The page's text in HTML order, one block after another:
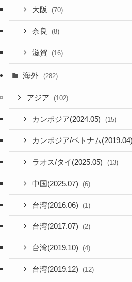
大阪 (70)
奈良 (8)
滋賀 (16)
海外 (282)
アジア (102)
カンボジア(2024.05) (15)
カンボジア/ベトナム(2019.04)
ラオス/タイ(2025.05) (13)
中国(2025.07) (6)
台湾(2016.06) (1)
台湾(2017.07) (2)
台湾(2019.10) (4)
台湾(2019.12) (12)